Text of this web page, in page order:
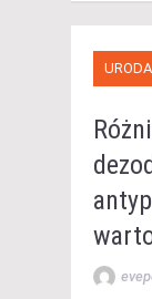
URODA